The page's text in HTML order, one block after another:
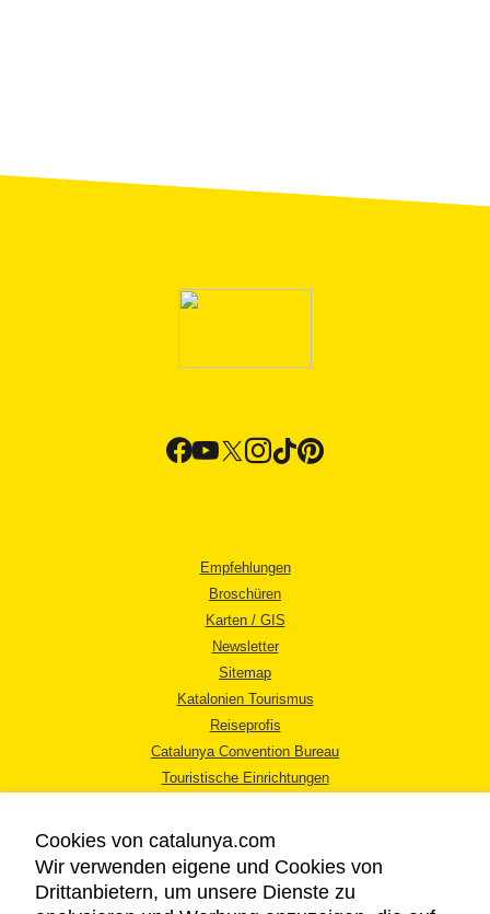
Empfehlungen
Broschüren
Karten / GIS
Newsletter
Sitemap
Katalonien Tourismus
Reiseprofis
Catalunya Convention Bureau
Touristische Einrichtungen
Cookies von catalunya.com
Wir verwenden eigene und Cookies von
Drittanbietern, um unsere Dienste zu